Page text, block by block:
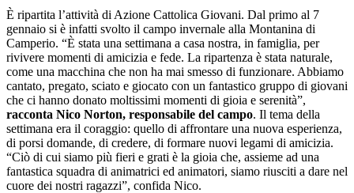
È ripartita l’attività di Azione Cattolica Giovani. Dal primo al 7
gennaio si è infatti svolto il campo invernale alla Montanina di
Camperio. “È stata una settimana a casa nostra, in famiglia, per
rivivere momenti di amicizia e fede. La ripartenza è stata naturale,
come una macchina che non ha mai smesso di funzionare. Abbiamo
cantato, pregato, sciato e giocato con un fantastico gruppo di giovani
che ci hanno donato moltissimi momenti di gioia e serenità”,
racconta Nico Norton, responsabile del campo. Il tema della
settimana era il coraggio: quello di affrontare una nuova esperienza,
di porsi domande, di credere, di formare nuovi legami di amicizia.
“Ciò di cui siamo più fieri e grati è la gioia che, assieme ad una
fantastica squadra di animatrici ed animatori, siamo riusciti a dare nel
cuore dei nostri ragazzi”, confida Nico.